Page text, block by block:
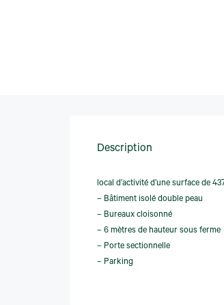
Description
local d’activité d’une surface de
– Bâtiment isolé double peau
– Bureaux cloisonné
– 6 mètres de hauteur sous ferme
– Porte sectionnelle
– Parking